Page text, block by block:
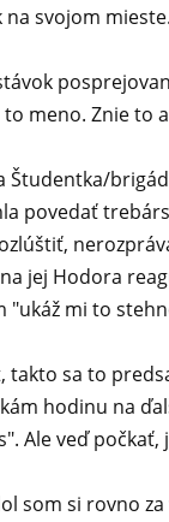
svojom
meno. Znie to
Študentka/
povedať
jej Hodora
"ukáž mi to
sa to
hodinu na
Ale veď
som si rovno